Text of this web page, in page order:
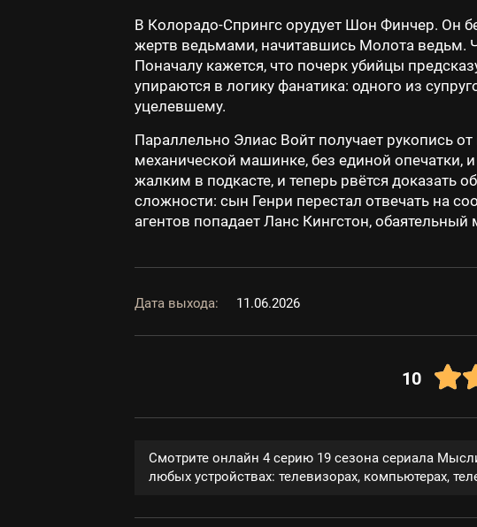
В Колорадо-Спрингс орудует Шон Финчер. Он
жертв ведьмами, начитавшись Молота ведьм.
Поначалу кажется, что почерк убийцы
упираются в логику фанатика: одного из
уцелевшему.
Параллельно Элиас Войт получает рукопись
механической машинке, без единой опечатки,
жалким в подкасте, и теперь рвётся
сложности: сын Генри перестал отвечать на
агентов попадает Ланс Кингстон,
Дата выхода: 11.06.2026
10
Смотрите онлайн 4 серию 19 сезона сериала
любых устройствах: телевизорах, компьютерах,